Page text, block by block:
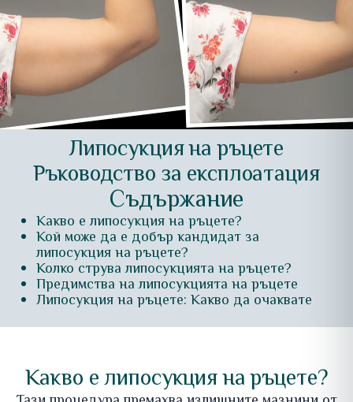
Липосукция на ръцете
Ръководство за експлоатация
Съдържание
Какво е липосукция на ръцете?
Кой може да е добър кандидат за
липосукция на ръцете?
Колко струва липосукцията на ръцете?
Предимства на липосукцията на ръцете
Липосукция на ръцете: Какво да очаквате
Какво е липосукция на ръцете?